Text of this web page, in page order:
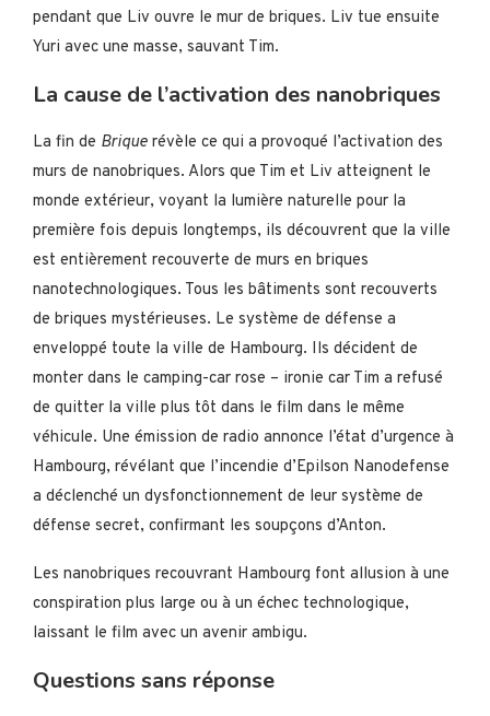
pendant que Liv ouvre le mur de briques. Liv tue ensuite
Yuri avec une masse, sauvant Tim.
La cause de l’activation des nanobriques
La fin de Brique révèle ce qui a provoqué l’activation des
murs de nanobriques. Alors que Tim et Liv atteignent le
monde extérieur, voyant la lumière naturelle pour la
première fois depuis longtemps, ils découvrent que la ville
est entièrement recouverte de murs en briques
nanotechnologiques. Tous les bâtiments sont recouverts
de briques mystérieuses. Le système de défense a
enveloppé toute la ville de Hambourg. Ils décident de
monter dans le camping-car rose – ironie car Tim a refusé
de quitter la ville plus tôt dans le film dans le même
véhicule. Une émission de radio annonce l’état d’urgence à
Hambourg, révélant que l’incendie d’Epilson Nanodefense
a déclenché un dysfonctionnement de leur système de
défense secret, confirmant les soupçons d’Anton.
Les nanobriques recouvrant Hambourg font allusion à une
conspiration plus large ou à un échec technologique,
laissant le film avec un avenir ambigu.
Questions sans réponse